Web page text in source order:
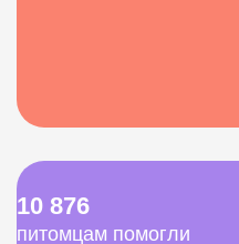
10 876
питомцам помогли